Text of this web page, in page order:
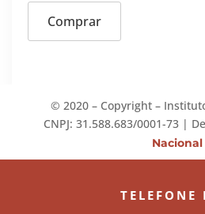
Comprar
©️ 2020 – Copyright –
CNPJ: 31.588.683/0001-73 |
Nacional
TELEFONE